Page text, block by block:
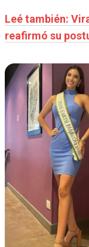
Leé también:
reafirmó su